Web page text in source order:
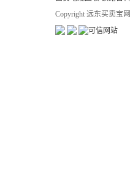
Copyright 远东买卖宝